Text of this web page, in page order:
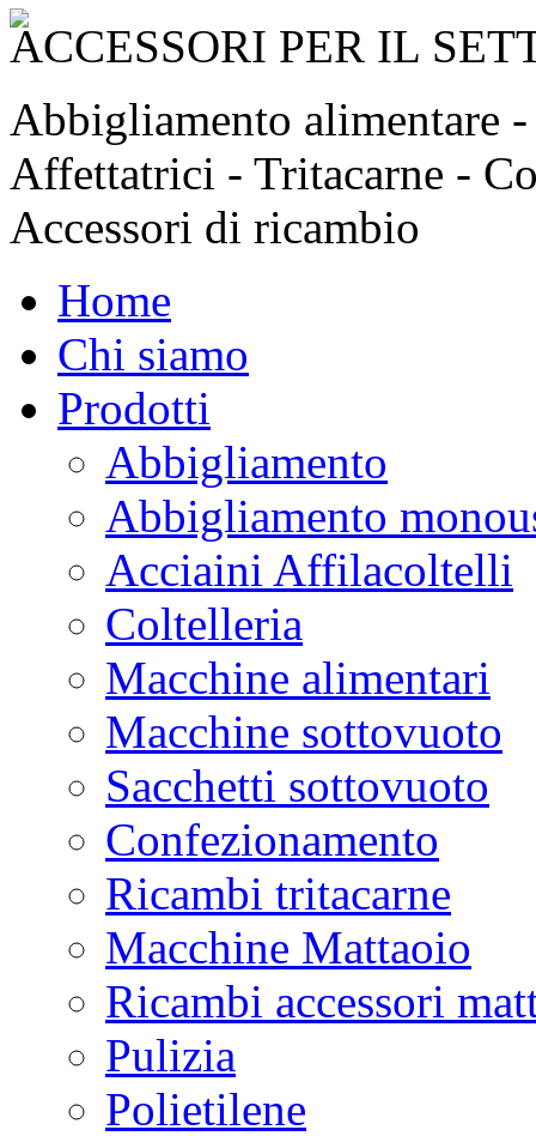
ACCESSORI PER IL
Abbigliamento alimentare
Affettatrici - Tritacarne -
Accessori di ricambio
Home
Chi siamo
Prodotti
Abbigliamento
Abbigliamento
Acciaini Affilacoltelli
Coltelleria
Macchine alimentari
Macchine sottovuoto
Sacchetti sottovuoto
Confezionamento
Ricambi tritacarne
Macchine Mattaoio
Ricambi accessori
Pulizia
Polietilene